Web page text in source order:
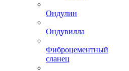
Ондулин
Ондувилла
Фиброцементный
сланец